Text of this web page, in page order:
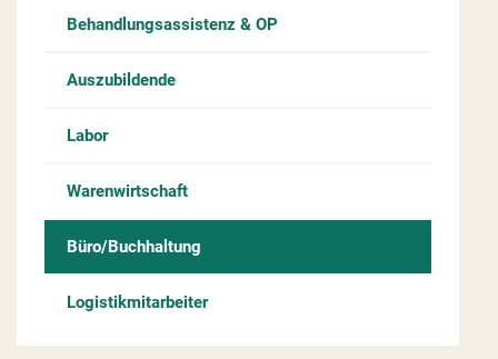
Behandlungsassistenz & OP
Auszubildende
Labor
Warenwirtschaft
Büro/Buchhaltung
Logistikmitarbeiter